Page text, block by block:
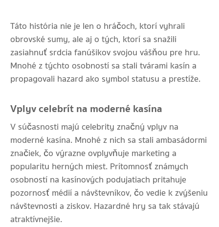
Táto história nie je len o hráčoch, ktorí vyhrali
obrovské sumy, ale aj o tých, ktorí sa snažili
zasiahnuť srdcia fanúšikov svojou vášňou pre hru.
Mnohé z týchto osobností sa stali tvárami kasín a
propagovali hazard ako symbol statusu a prestíže.
Vplyv celebrít na moderné kasína
V súčasnosti majú celebrity značný vplyv na
moderné kasína. Mnohé z nich sa stali ambasádormi
značiek, čo výrazne ovplyvňuje marketing a
popularitu herných miest. Prítomnosť známych
osobností na kasínových podujatiach pritahuje
pozornosť médií a návštevníkov, čo vedie k zvýšeniu
návštevnosti a ziskov. Hazardné hry sa tak stávajú
atraktívnejšie.